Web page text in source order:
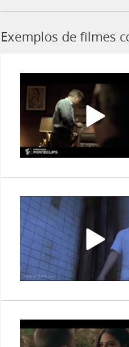
Exemplos de filmes